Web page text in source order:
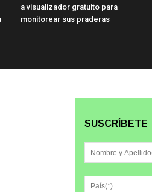
a visualizador gratuito para
monitorear sus praderas
SUSCRÍBETE